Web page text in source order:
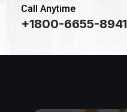
Call Anytime
+1800-6655-8941